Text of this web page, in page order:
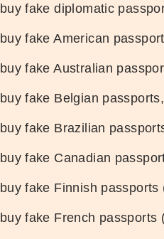
buy fake diplomatic
buy fake American
buy fake Australian
buy fake Belgian passports,
buy fake Brazilian
buy fake Canadian
buy fake Finnish passports
buy fake French passports